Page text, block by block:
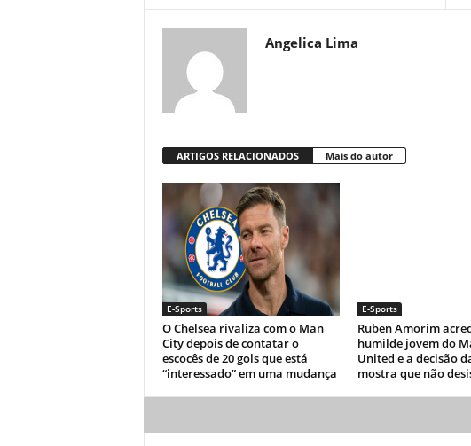
Angelica Lima
ARTIGOS RELACIONADOS Mais do autor
E-Sports
O Chelsea rivaliza com o Man
City depois de contatar o
escocês de 20 gols que está
“interessado” em uma mudança
E-Sports
Ruben Amorim
humilde jovem do
United e a decisão
mostra que não